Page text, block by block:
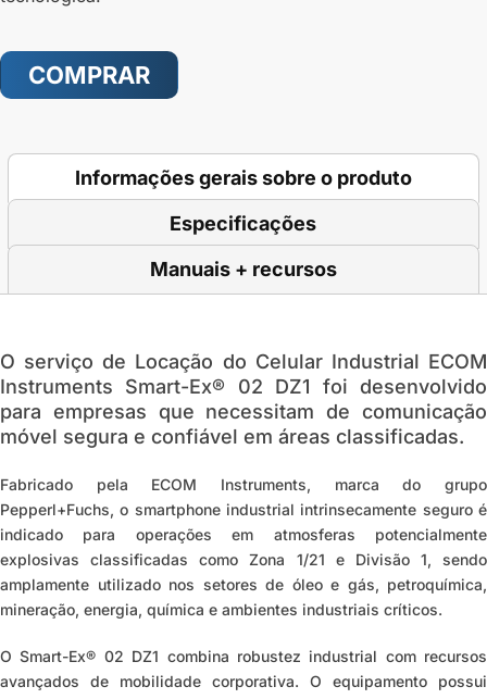
COMPRAR
Informações gerais sobre o produto
Especificações
Manuais + recursos
O serviço de Locação do Celular Industrial ECOM
Instruments Smart-Ex® 02 DZ1 foi desenvolvido
para empresas que necessitam de comunicação
móvel segura e confiável em áreas classificadas.
Fabricado pela ECOM Instruments, marca do grupo
Pepperl+Fuchs, o smartphone industrial intrinsecamente seguro é
indicado para operações em atmosferas potencialmente
explosivas classificadas como Zona 1/21 e Divisão 1, sendo
amplamente utilizado nos setores de óleo e gás, petroquímica,
mineração, energia, química e ambientes industriais críticos.
O Smart-Ex® 02 DZ1 combina robustez industrial com recursos
avançados de mobilidade corporativa. O equipamento possui